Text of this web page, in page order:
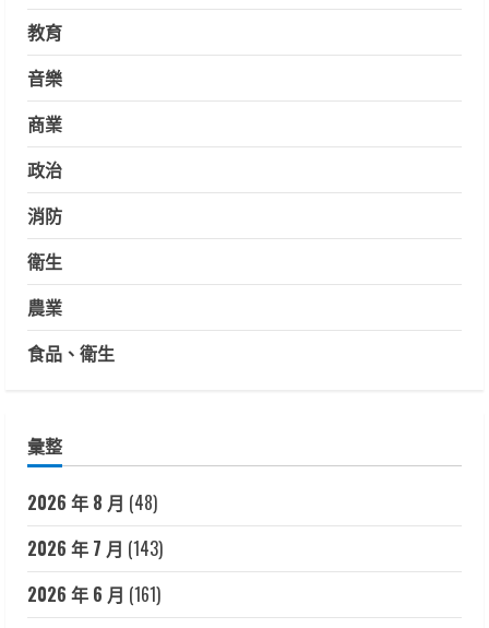
教育
音樂
商業
政治
消防
衛生
農業
食品、衛生
彙整
2026 年 8 月 (48)
2026 年 7 月 (143)
2026 年 6 月 (161)